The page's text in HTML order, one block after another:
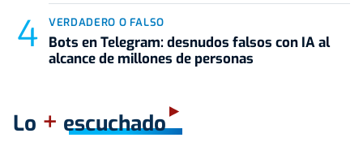
VERDADERO O FALSO
Bots en Telegram: desnudos falsos con IA al
alcance de millones de personas
Lo + escuchado